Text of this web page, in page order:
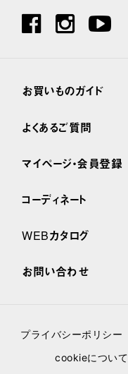
お買いものガイド
よくあるご質問
マイページ・会員登録
コーディネート
WEBカタログ
お問い合わせ
プライバシーポリシー
cookieについて